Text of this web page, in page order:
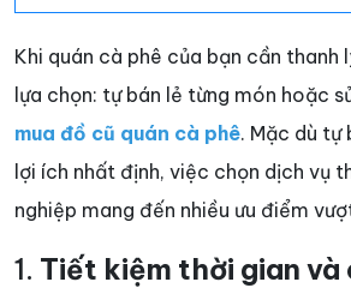
Khi quán cà phê của bạn cần thanh
lựa chọn: tự bán lẻ từng món hoặc
mua đồ cũ quán cà phê. Mặc dù tự
lợi ích nhất định, việc chọn dịch vụ
nghiệp mang đến nhiều ưu điểm
1. Tiết kiệm thời gian và